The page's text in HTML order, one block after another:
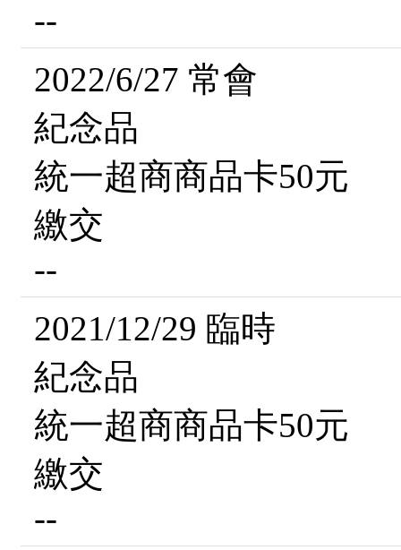
--
2022/6/27 常會
紀念品
統一超商商品卡50元
繳交
--
2021/12/29 臨時
紀念品
統一超商商品卡50元
繳交
--